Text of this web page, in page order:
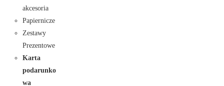
akcesoria
Papiernicze
Zestawy
Prezentowe
Karta
podarunko
wa